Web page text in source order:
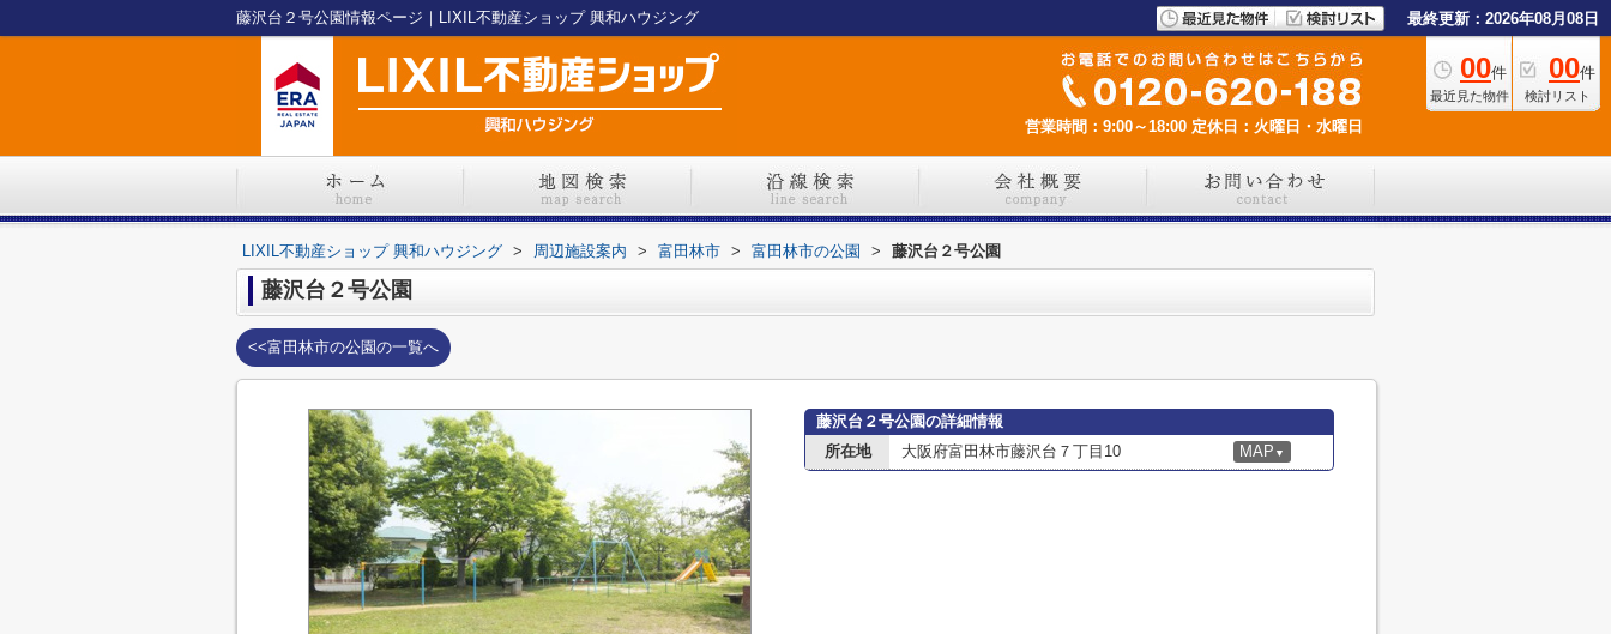
藤沢台２号公園情報ページ｜LIXIL不動産ショップ 興和ハウジング 最終更新：2026年08月08日
00件
最近見た物件
00件
検討リスト
営業時間：9:00～18:00 定休日：火曜日・水曜日
LIXIL不動産ショップ 興和ハウジング > 周辺施設案内 > 富田林市 > 富田林市の公園 > 藤沢台２号公園
藤沢台２号公園
<<富田林市の公園の一覧へ
藤沢台２号公園の詳細情報
所在地
大阪府富田林市藤沢台７丁目10 MAP ▼